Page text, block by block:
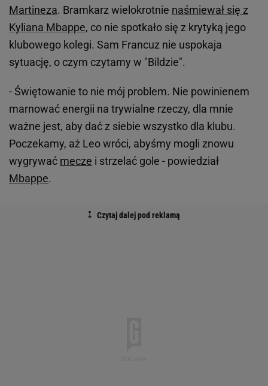
Martineza. Bramkarz wielokrotnie naśmiewał się z
Kyliana Mbappe, co nie spotkało się z krytyką jego
klubowego kolegi. Sam Francuz nie uspokaja
sytuację, o czym czytamy w "Bildzie".
- Świętowanie to nie mój problem. Nie powinienem
marnować energii na trywialne rzeczy, dla mnie
ważne jest, aby dać z siebie wszystko dla klubu.
Poczekamy, aż Leo wróci, abyśmy mogli znowu
wygrywać mecze i strzelać gole - powiedział
Mbappe.